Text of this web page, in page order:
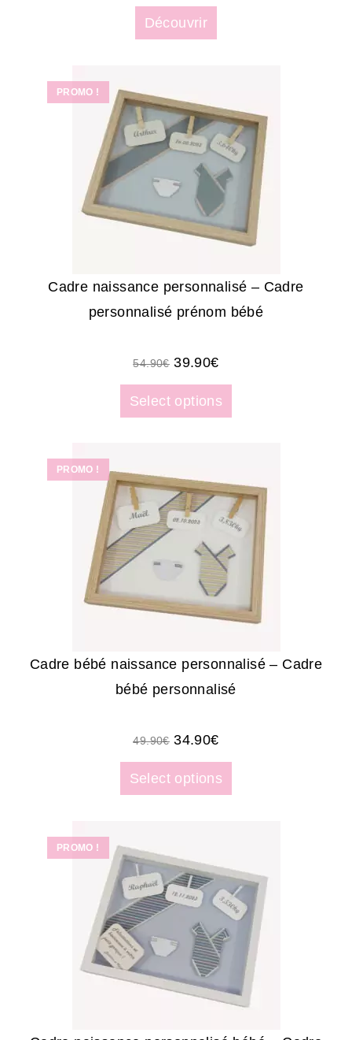
Découvrir
PROMO !
Cadre naissance personnalisé – Cadre
personnalisé prénom bébé
54.90€ 39.90€
Select options
PROMO !
Cadre bébé naissance personnalisé – Cadre
bébé personnalisé
49.90€ 34.90€
Select options
PROMO !